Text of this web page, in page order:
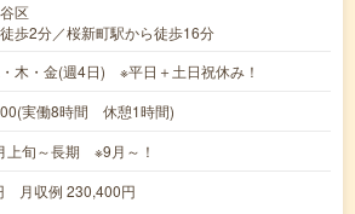
区
歩2分／桜新町駅から徒歩16分
木・金(週4日) ※平日＋土日祝休み！
実働8時間 休憩1時間)
上旬～長期 ※9月～！
月収例 230,400円